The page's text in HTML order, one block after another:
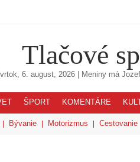
Tlačové
6. august, 2026| Meniny má
ŠPORT KOMENTÁRE
Bývanie Motorizmus Cestovanie